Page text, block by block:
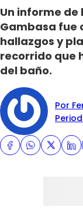
Un informe
Gambasa fue
hallazgos y
recorrido que
del baño.
Por